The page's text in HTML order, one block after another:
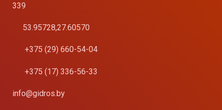
339
53.95728,27.60570
+375 (29) 660-54-04
+375 (17) 336-56-33
info@gidros.by